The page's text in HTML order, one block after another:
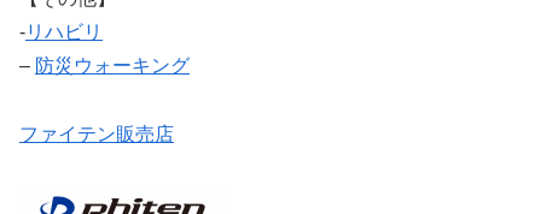
‐リハビリ
– 防災ウォーキング
ファイテン販売店